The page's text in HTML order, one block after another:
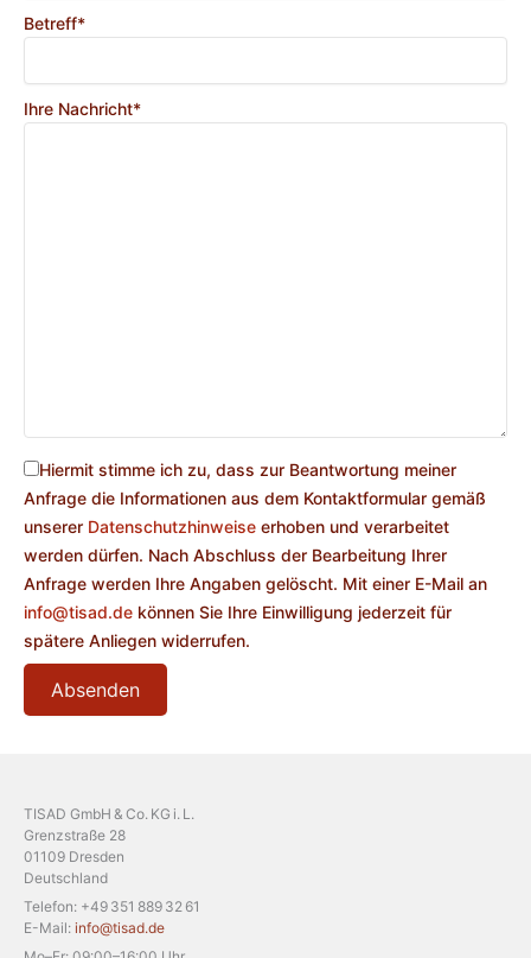
Betreff*
Ihre Nachricht*
Hiermit stimme ich zu, dass zur Beantwortung meiner
Anfrage die Informationen aus dem Kontaktformular gemäß
unserer Datenschutzhinweise erhoben und verarbeitet
werden dürfen. Nach Abschluss der Bearbeitung Ihrer
Anfrage werden Ihre Angaben gelöscht. Mit einer E-Mail an
info@tisad.de können Sie Ihre Einwilligung jederzeit für
spätere Anliegen widerrufen.
TISAD GmbH & Co. KG i. L.
Grenzstraße 28
01109 Dresden
Deutschland
Telefon: +49 351 889 32 61
E-Mail: info@tisad.de